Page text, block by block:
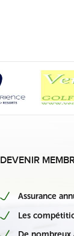
DEVENIR
Assurance
Les